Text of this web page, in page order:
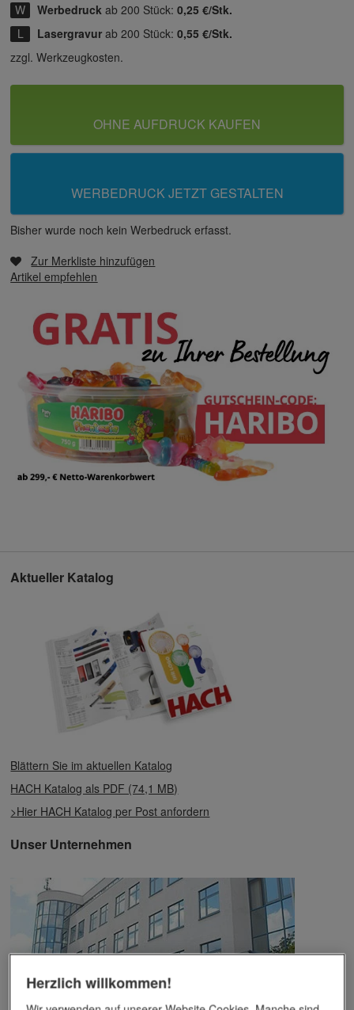
Werbedruck ab 200 Stück:0,25 €/Stk.
Lasergravur ab 200 Stück:0,55 €/Stk.
zzgl. Werkzeugkosten.
OHNE AUFDRUCK KAUFEN
WERBEDRUCK JETZT GESTALTEN
Bisher wurde noch kein Werbedruck erfasst.
Zur Merkliste hinzufügen
Artikel empfehlen
Aktueller Katalog
Blättern Sie im aktuellen Katalog
HACH Katalog als PDF (74,1 MB)
>Hier HACH Katalog per Post anfordern
Unser Unternehmen
Herzlich willkommen!